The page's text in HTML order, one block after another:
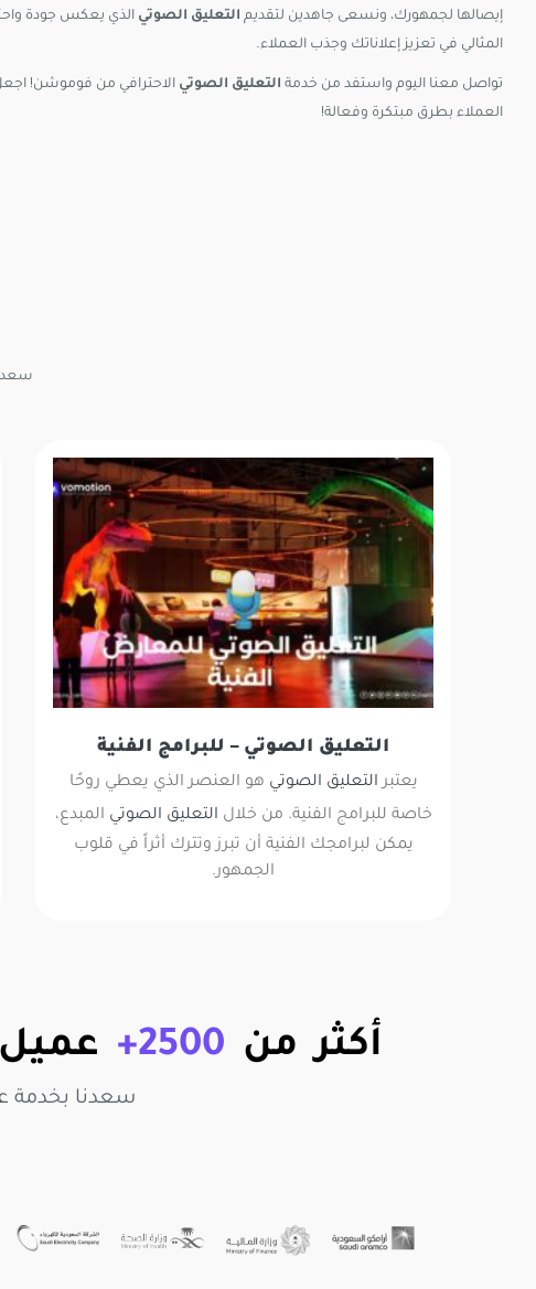
إيصالها لجمهورك، ونسعى جاهدين لتقديم التعليق الصوتي الذي يعكس جودة
المثالي في تعزيز إعلاناتك وجذب العملاء.
تواصل معنا اليوم واستفد من خدمة التعليق الصوتي الاحترافي من فوموشن!
العملاء بطرق مبتكرة وفعالة!
التعليق الصوتي – للبرامج الفنية
يعتبرالتعليق الصوتي هو العنصر الذي يعطي روحًا
خاصة للبرامج الفنية. من خلال التعليق الصوتي المبدع،
يمكن لبرامجك الفنية أن تبرز وتترك أثراً في قلوب
الجمهور.
أكثر من 2500+
سعدنا بخدمة